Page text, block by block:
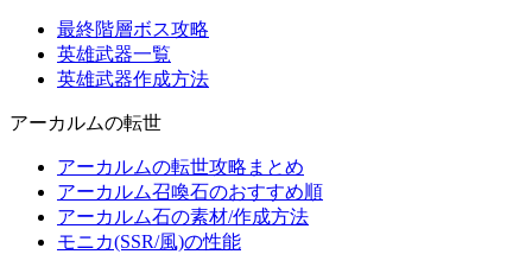
最終階層ボス攻略
英雄武器一覧
英雄武器作成方法
アーカルムの転世
アーカルムの転世攻略まとめ
アーカルム召喚石のおすすめ順
アーカルム石の素材/作成方法
モニカ(SSR/風)の性能